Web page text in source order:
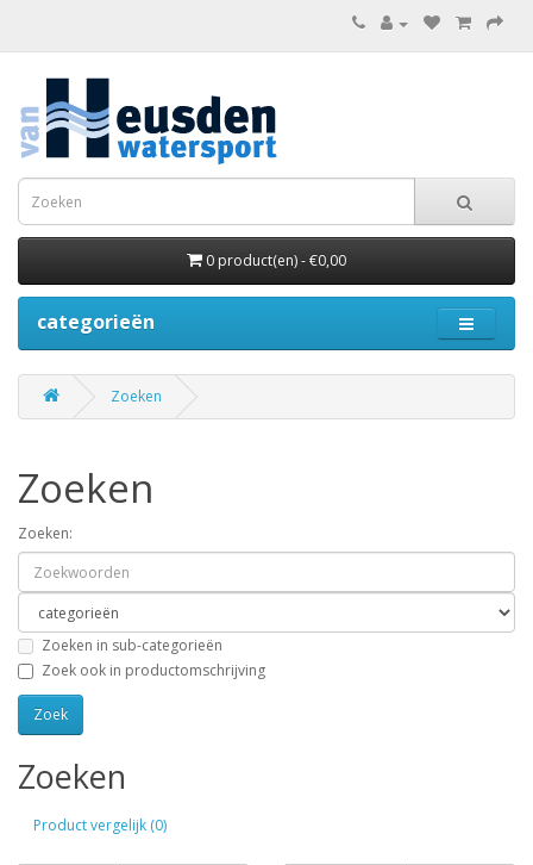
0 product(en) - €0,00
categorieën
Zoeken
Zoeken
Zoeken:
Zoeken in sub-categorieën
Zoek ook in productomschrijving
Zoeken
Product vergelijk (0)